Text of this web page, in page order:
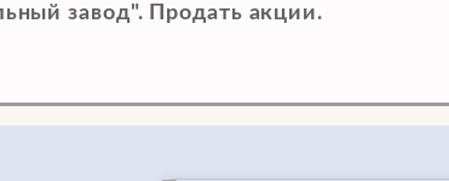
завод". Продать акции.